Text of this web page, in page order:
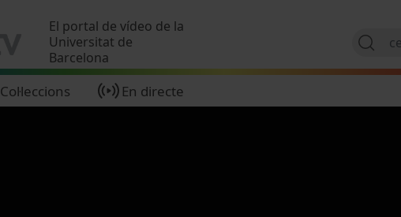
El portal de vídeo de la
Universitat de
Barcelona
Col·leccions En directe